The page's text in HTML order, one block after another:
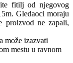
fitilj od njegovog
Gledaoci moraju
proizvod ne zapali,
može izazvati
mestu u ravnom